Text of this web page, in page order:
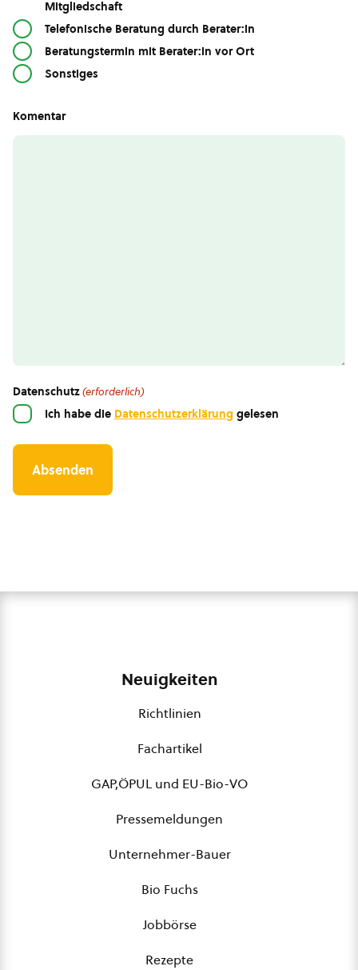
Mitgliedschaft
Telefonische Beratung durch Berater:in
Beratungstermin mit Berater:in vor Ort
Sonstiges
Komentar
Datenschutz(erforderlich)
Ich habe die Datenschutzerklärung gelesen
Neuigkeiten
Richtlinien
Fachartikel
GAP,ÖPUL und EU-Bio-VO
Pressemeldungen
Unternehmer-Bauer
Bio Fuchs
Jobbörse
Rezepte